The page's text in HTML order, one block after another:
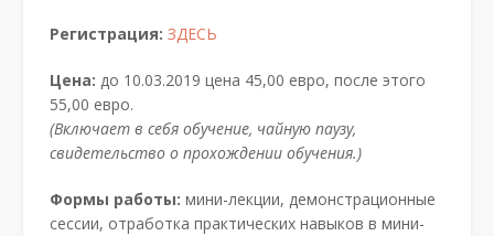
Регистрация: ЗДЕСЬ
Цена: до 10.03.2019 цена 45,00 евро, после этого
55,00 евро.
(Включает в себя обучение, чайную паузу,
свидетельство о прохождении обучения.)
Формы работы: мини-лекции, демонстрационные
сессии, отработка практических навыков в мини-